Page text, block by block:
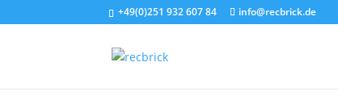
+49(0)251 932 607 84 info@recbrick.de